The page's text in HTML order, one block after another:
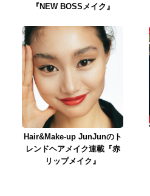
『NEW BOSSメイク』
Hair&Make-up JunJunのト
レンドヘアメイク連載『赤
リップメイク』